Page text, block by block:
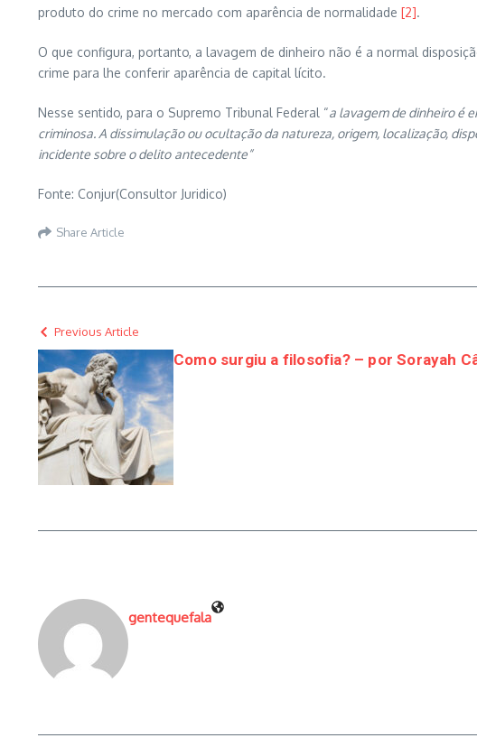
produto do crime no mercado com aparência de normalidade [2].
O que configura, portanto, a lavagem de dinheiro não é a normal
crime para lhe conferir aparência de capital lícito.
Nesse sentido, para o Supremo Tribunal Federal “a lavagem de dinheiro é
criminosa. A dissimulação ou ocultação da natureza, origem, localização,
incidente sobre o delito antecedente”
Fonte: Conjur(Consultor Juridico)
Share Article
Previous Article
Como surgiu a filosofia? – por Sorayah
gentequefala